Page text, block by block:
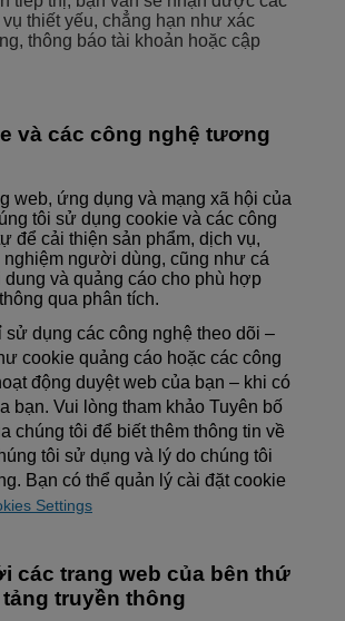
thiết yếu, chẳng hạn như xác
thông báo tài khoản hoặc cập
và các công nghệ tương
web, ứng dụng và mạng xã hội của
tôi sử dụng cookie và các công
để cải thiện sản phẩm, dịch vụ,
nghiệm người dùng, cũng như cá
dung và quảng cáo cho phù hợp
qua phân tích.
sử dụng các công nghệ theo dõi –
cookie quảng cáo hoặc các công
động duyệt web của bạn – khi có
bạn. Vui lòng tham khảo Tuyên bố
chúng tôi để biết thêm thông tin về
tôi sử dụng và lý do chúng tôi
Bạn có thể quản lý cài đặt cookie
Settings
các trang web của bên thứ
truyền thông